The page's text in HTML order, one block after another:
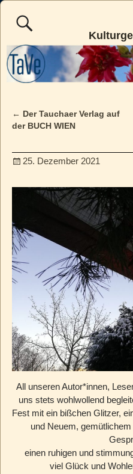
Post navigation
← Der Tauchaer Verlag auf
der BUCH WIEN
25. Dezember 2021
All unseren Autor*innen,
uns stets wohlwollend
Fest mit ein bißchen Glitzer,
und Neuem,
einen ruhigen und
viel Glück und